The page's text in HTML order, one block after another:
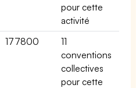
pour cette
activité
177800
11
conventions
collectives
pour cette